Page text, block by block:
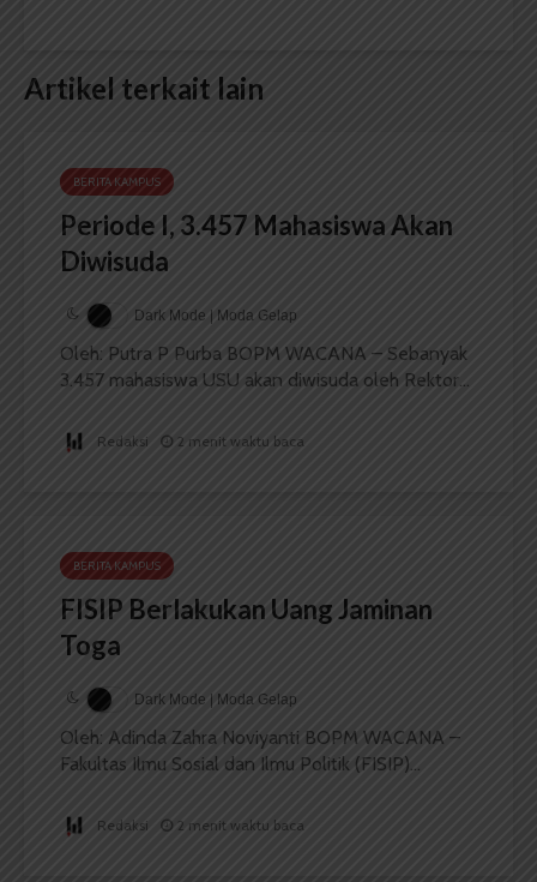
Artikel terkait lain
BERITA KAMPUS
Periode I, 3.457 Mahasiswa Akan
Diwisuda
Dark Mode | Moda Gelap
Oleh: Putra P Purba BOPM WACANA – Sebanyak
3.457 mahasiswa USU akan diwisuda oleh Rektor...
Redaksi 2 menit waktu baca
BERITA KAMPUS
FISIP Berlakukan Uang Jaminan
Toga
Dark Mode | Moda Gelap
Oleh: Adinda Zahra Noviyanti BOPM WACANA –
Fakultas Ilmu Sosial dan Ilmu Politik (FISIP)...
Redaksi 2 menit waktu baca